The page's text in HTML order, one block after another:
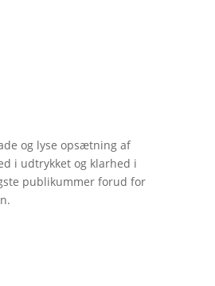
og lyse opsætning af
i udtrykket og klarhed i
publikummer forud for